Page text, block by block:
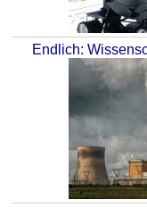
Endlich: